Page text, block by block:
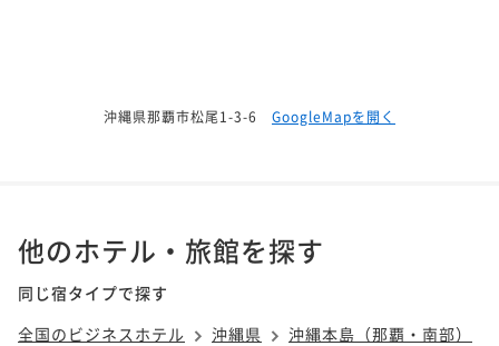
沖縄県那覇市松尾1-3-6 GoogleMapを開く
他のホテル・旅館を探す
同じ宿タイプで探す
全国のビジネスホテル
沖縄県 沖縄本島（那覇・南部）